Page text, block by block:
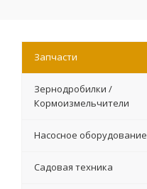
Запчасти
Зернодробилки /
Кормоизмельчители
Насосное оборудование
Садовая техника